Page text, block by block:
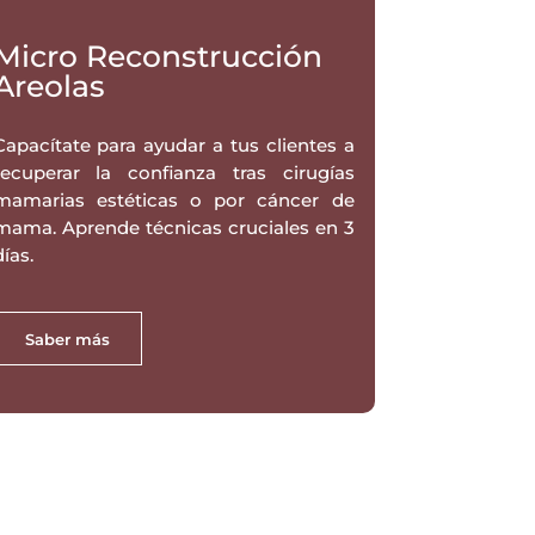
Reconstrucción
para ayudar a tus clientes a
la confianza tras cirugías
estéticas o por cáncer de
Aprende técnicas cruciales en 3
Saber más